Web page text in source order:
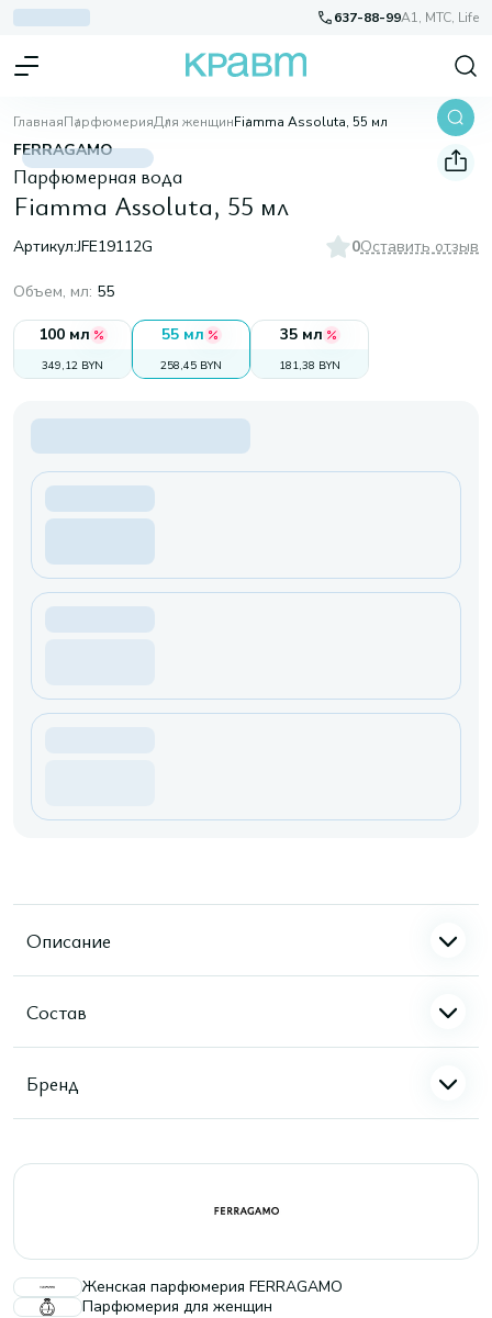
637-88-99A1, МТС, Life
ГлавнаяПарфюмерияДля женщинFiamma Assoluta, 55 мл
FERRAGAMO
Парфюмерная вода
Fiamma Assoluta, 55 мл
Артикул:JFE19112G 0Оставить отзыв
Объем, мл: 55
100 мл
349,12 BYN
55 мл
258,45 BYN
35 мл
181,38 BYN
Описание
Состав
Бренд
Женская парфюмерия FERRAGAMO
Парфюмерия для женщин